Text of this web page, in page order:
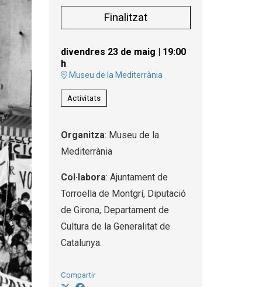
Finalitzat
divendres 23 de maig
19:00
h
Museu de la Mediterrània
Activitats
Organitza: Museu de la
Mediterrània
Col·labora: Ajuntament de
Torroella de Montgrí, Diputació
de Girona, Departament de
Cultura de la Generalitat de
Catalunya.
Compartir